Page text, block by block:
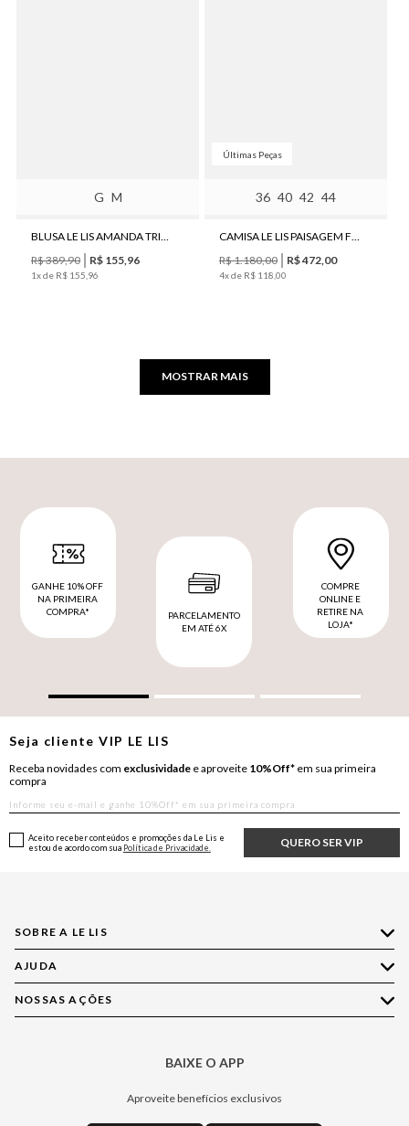
G M
BLUSA LE LIS AMANDA TRICOT FEMININA
R$389,90 R$ 155 96
1x de R$ 155 96
36 40 42 44
CAMISA LE LIS PAISAGEM FEMININA
R$1.180,00 R$472 00
Últimas Peças
4x de R$ 118 00
MOSTRAR MAIS
GANHE 10% OFF
NA PRIMEIRA
COMPRA*
PARCELAMENTO
EM ATÉ 6X
COMPRE
ONLINE E
RETIRE NA
LOJA*
Seja clienteVIP LE LIS
Receba novidades com exclusividade e aproveite 10%Off* em sua primeira
compra
QUERO SER VIP
Aceito receber conteúdos e promoções da Le Lis e
estou de acordo com sua Política de Privacidade.
SOBRE A LE LIS
Quem Somos
Nossas Lojas
Política de Privacidade
AJUDA
Compre pelo WhatsApp
Central de Relacionamento
NOSSAS AÇÕES
BAIXE O APP
Aproveite benefícios exclusivos